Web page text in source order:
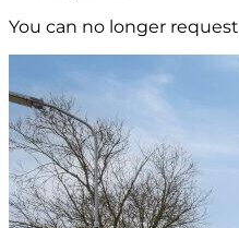
You can no longer